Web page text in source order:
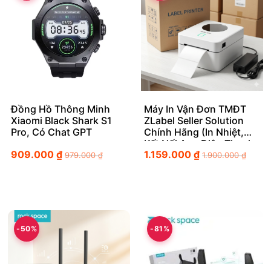
Đồng Hồ Thông Minh
Xiaomi Black Shark S1
Pro, Có Chat GPT
909.000 ₫ 979.000₫
Máy In Vận Đơn TMĐT
ZLabel Seller Solution
Chính Hãng (In Nhiệt,
Kết Nối App Điện Thoại
Bluetooth)
1.159.000₫ 1.900.000₫
-50% -81%